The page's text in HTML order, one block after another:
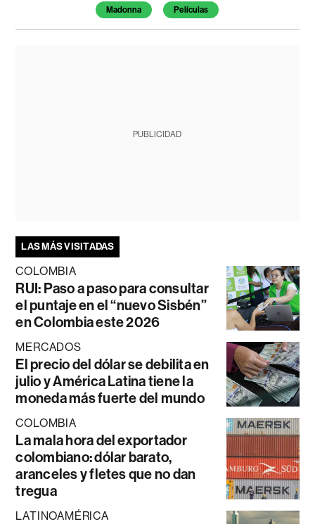
Madonna Películas
PUBLICIDAD
LAS MÁS VISITADAS
COLOMBIA
RUI: Paso a paso para consultar
el puntaje en el “nuevo Sisbén”
en Colombia este 2026
MERCADOS
El precio del dólar se debilita en
julio y América Latina tiene la
moneda más fuerte del mundo
COLOMBIA
La mala hora del exportador
colombiano: dólar barato,
aranceles y fletes que no dan
tregua
LATINOAMÉRICA